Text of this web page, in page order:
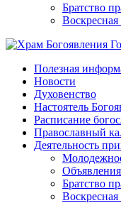
Братство
Полезная
Новости
Духовенство
Настоятель
Расписание
Православный
Деятельность
Объявления
Братство